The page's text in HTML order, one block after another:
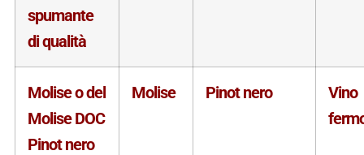
spumante
di qualità
Molise o del
Molise DOC
Pinot nero
Molise Pinot nero
Vino